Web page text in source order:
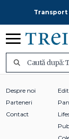
Transport
Despre noi
Parteneri
Contact